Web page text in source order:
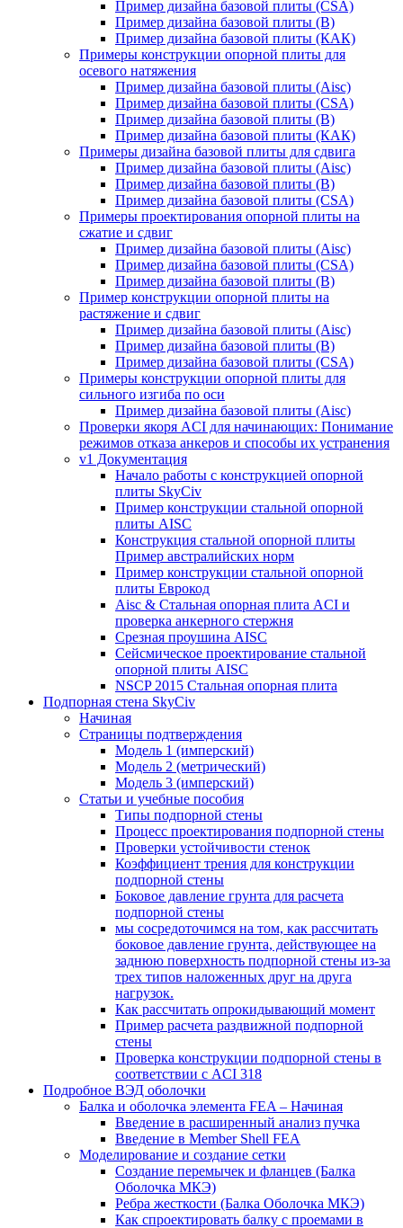
Пример дизайна базовой плиты (CSA)
Пример дизайна базовой плиты (В)
Пример дизайна базовой плиты (КАК)
Примеры конструкции опорной плиты для
осевого натяжения
Пример дизайна базовой плиты (Aisc)
Пример дизайна базовой плиты (CSA)
Пример дизайна базовой плиты (В)
Пример дизайна базовой плиты (КАК)
Примеры дизайна базовой плиты для сдвига
Пример дизайна базовой плиты (Aisc)
Пример дизайна базовой плиты (В)
Пример дизайна базовой плиты (CSA)
Примеры проектирования опорной плиты на
сжатие и сдвиг
Пример дизайна базовой плиты (Aisc)
Пример дизайна базовой плиты (CSA)
Пример дизайна базовой плиты (В)
Пример конструкции опорной плиты на
растяжение и сдвиг
Пример дизайна базовой плиты (Aisc)
Пример дизайна базовой плиты (В)
Пример дизайна базовой плиты (CSA)
Примеры конструкции опорной плиты для
сильного изгиба по оси
Пример дизайна базовой плиты (Aisc)
Проверки якоря ACI для начинающих: Понимание
режимов отказа анкеров и способы их устранения
v1 Документация
Начало работы с конструкцией опорной
плиты SkyCiv
Пример конструкции стальной опорной
плиты AISC
Конструкция стальной опорной плиты
Пример австралийских норм
Пример конструкции стальной опорной
плиты Еврокод
Aisc & Стальная опорная плита ACI и
проверка анкерного стержня
Срезная проушина AISC
Сейсмическое проектирование стальной
опорной плиты AISC
NSCP 2015 Стальная опорная плита
Подпорная стена SkyCiv
Начиная
Страницы подтверждения
Модель 1 (имперский)
Модель 2 (метрический)
Модель 3 (имперский)
Статьи и учебные пособия
Типы подпорной стены
Процесс проектирования подпорной стены
Проверки устойчивости стенок
Коэффициент трения для конструкции
подпорной стены
Боковое давление грунта для расчета
подпорной стены
мы сосредоточимся на том, как рассчитать
боковое давление грунта, действующее на
заднюю поверхность подпорной стены из-за
трех типов наложенных друг на друга
нагрузок.
Как рассчитать опрокидывающий момент
Пример расчета раздвижной подпорной
стены
Проверка конструкции подпорной стены в
соответствии с ACI 318
Подробное ВЭД оболочки
Балка и оболочка элемента FEA – Начиная
Введение в расширенный анализ пучка
Введение в Member Shell FEA
Моделирование и создание сетки
Создание перемычек и фланцев (Балка
Оболочка МКЭ)
Ребра жесткости (Балка Оболочка МКЭ)
Как спроектировать балку с проемами в